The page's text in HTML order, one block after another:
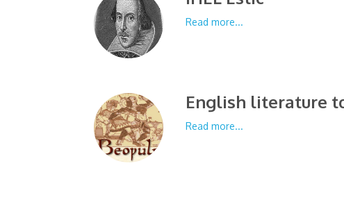
Read more...
English literature
Read more...